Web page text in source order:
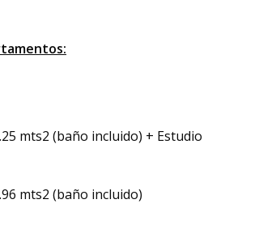
mts2 (baño incluido) + Estudio
mts2 (baño incluido)